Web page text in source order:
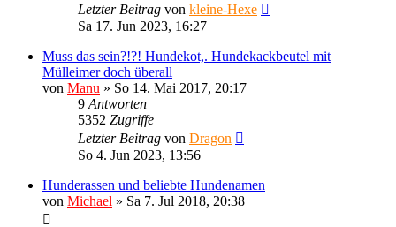
Letzter Beitrag von kleine-Hexe
Sa 17. Jun 2023, 16:27
Muss das sein?!?! Hundekot,. Hundekackbeutel mit
Mülleimer doch überall
von Manu » So 14. Mai 2017, 20:17
9 Antworten
5352 Zugriffe
Letzter Beitrag von Dragon
So 4. Jun 2023, 13:56
Hunderassen und beliebte Hundenamen
von Michael » Sa 7. Jul 2018, 20:38